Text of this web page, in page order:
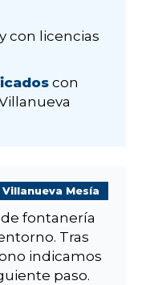
y con licencias
con
Mesía
fontanería
Tras
indicamos
paso.